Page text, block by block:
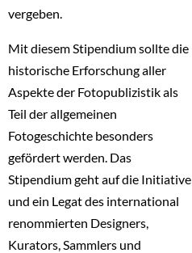
vergeben.
Mit diesem Stipendium sollte die
historische Erforschung aller
Aspekte der Fotopublizistik als
Teil der allgemeinen
Fotogeschichte besonders
gefördert werden. Das
Stipendium geht auf die Initiative
und ein Legat des international
renommierten Designers,
Kurators, Sammlers und